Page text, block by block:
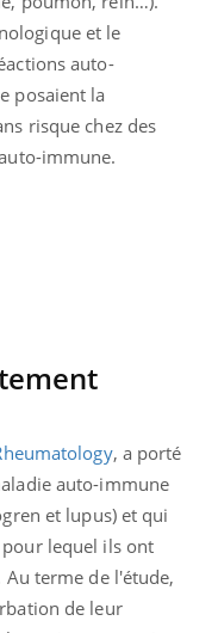
et le
auto-
posaient la
risque chez des
immune.
, a porté
auto-immune
et lupus) et qui
lequel ils ont
terme de l'étude,
de leur